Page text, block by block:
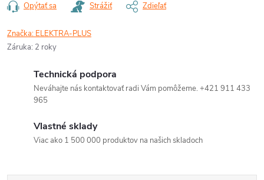
Opýtať sa Strážiť Zdieľať
Značka: ELEKTRA-PLUS
Záruka: 2 roky
Technická podpora
Neváhajte nás kontaktovať radi Vám pomôžeme. +421 911 433
965
Vlastné sklady
Viac ako 1 500 000 produktov na našich skladoch